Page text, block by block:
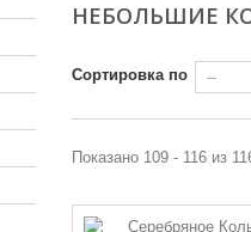
НЕБОЛЬШИЕ
Сортировка по
Показано 109 - 116 из